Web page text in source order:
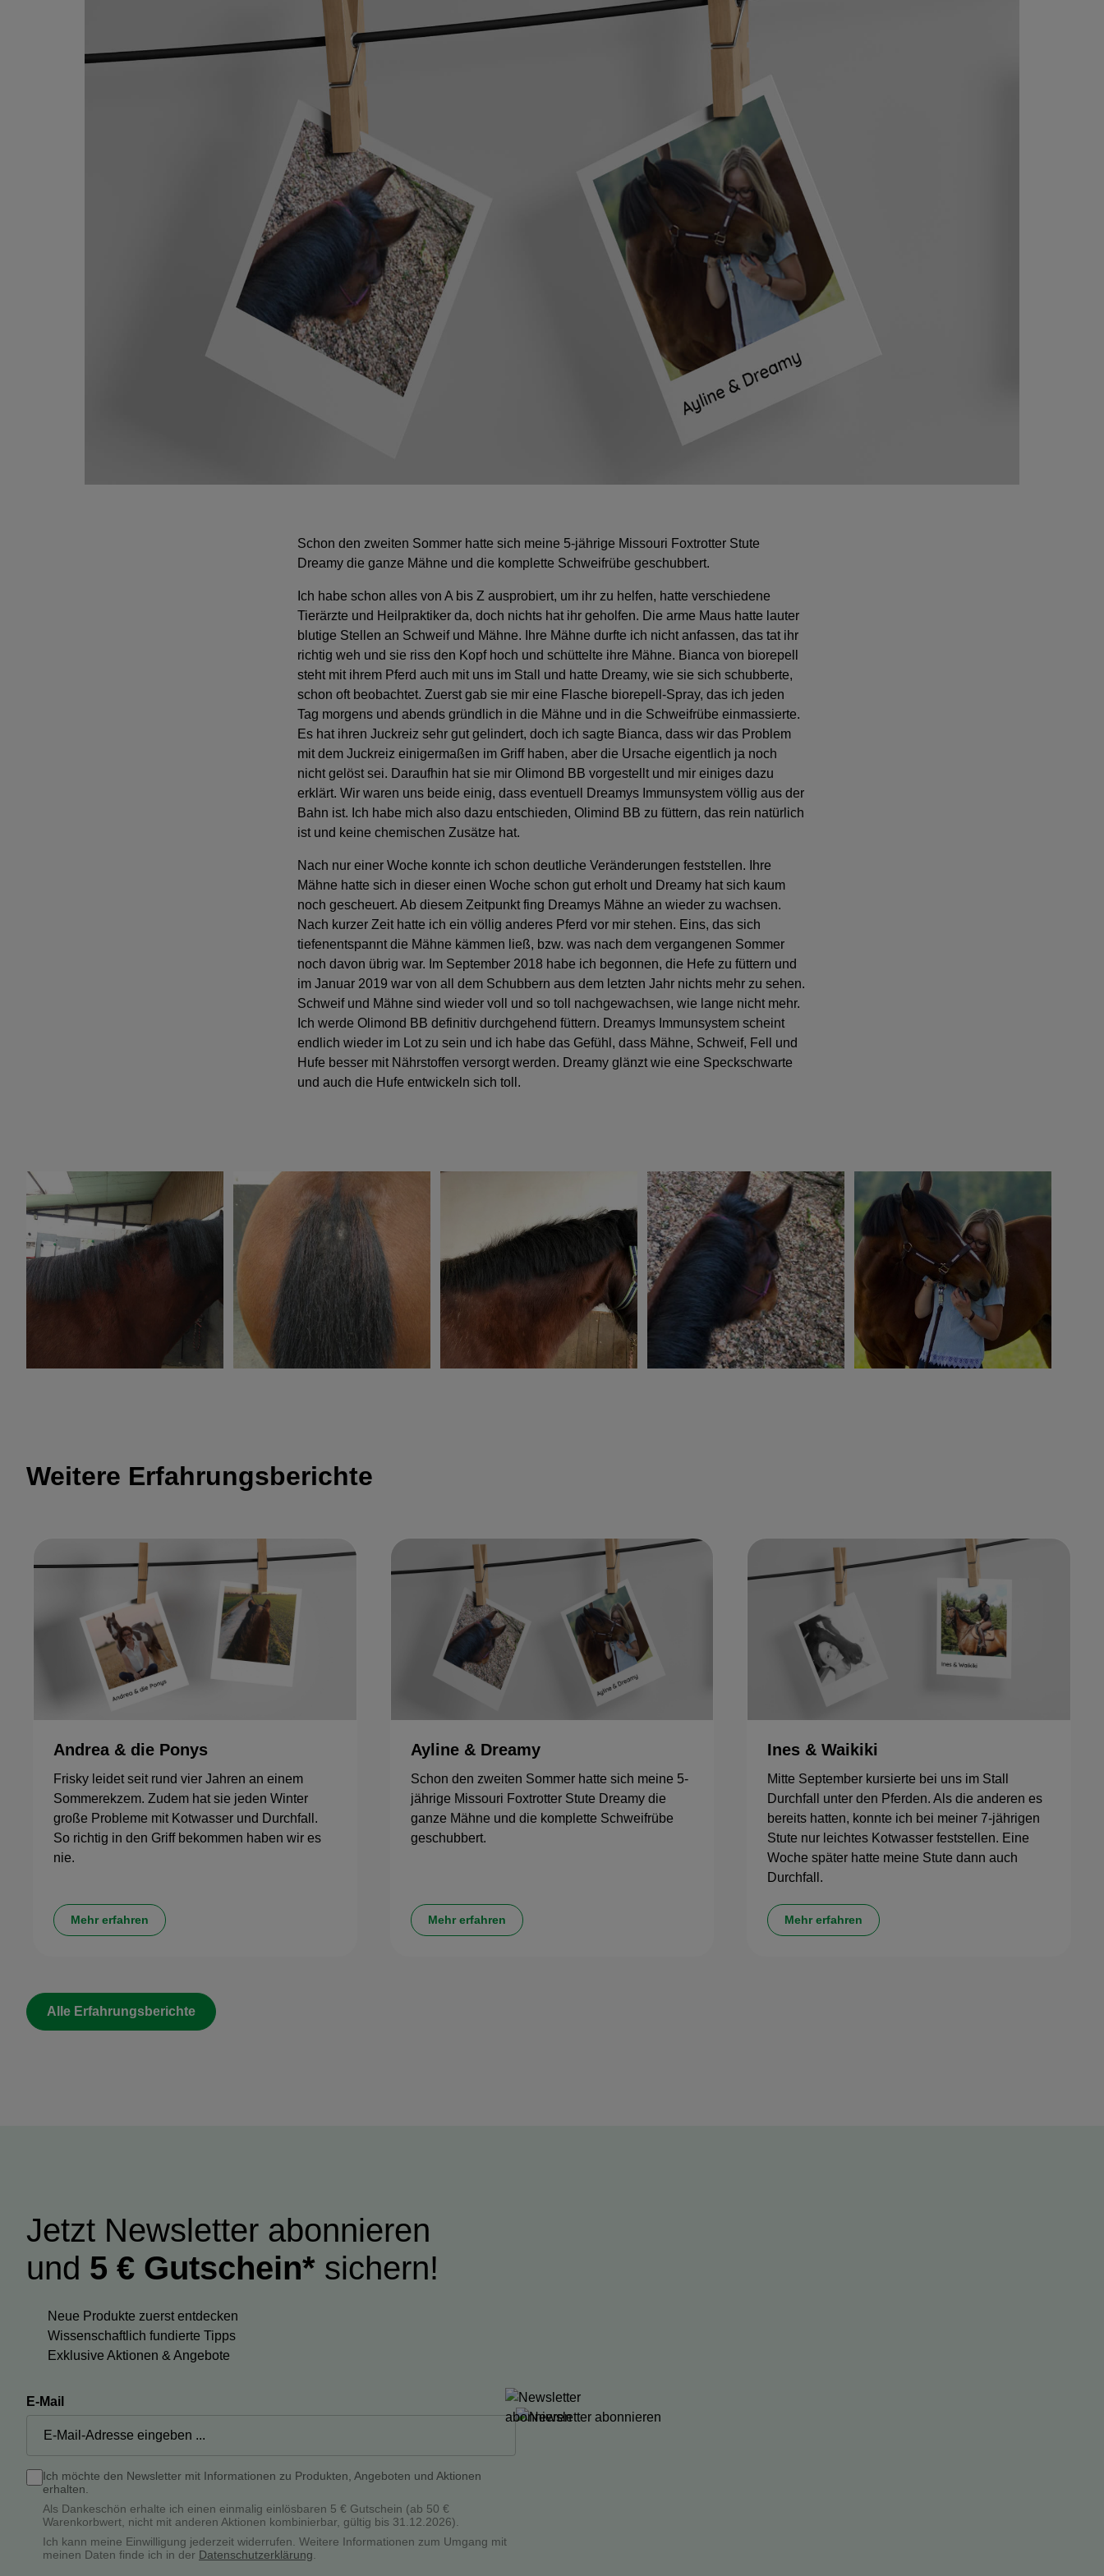
Schon den zweiten Sommer hatte sich meine 5-jährige Missouri Foxtrotter Stute
Dreamy die ganze Mähne und die komplette Schweifrübe geschubbert.
Ich habe schon alles von A bis Z ausprobiert, um ihr zu helfen, hatte verschiedene
Tierärzte und Heilpraktiker da, doch nichts hat ihr geholfen. Die arme Maus hatte lauter
blutige Stellen an Schweif und Mähne. Ihre Mähne durfte ich nicht anfassen, das tat ihr
richtig weh und sie riss den Kopf hoch und schüttelte ihre Mähne. Bianca von biorepell
steht mit ihrem Pferd auch mit uns im Stall und hatte Dreamy, wie sie sich schubberte,
schon oft beobachtet. Zuerst gab sie mir eine Flasche biorepell-Spray, das ich jeden
Tag morgens und abends gründlich in die Mähne und in die Schweifrübe einmassierte.
Es hat ihren Juckreiz sehr gut gelindert, doch ich sagte Bianca, dass wir das Problem
mit dem Juckreiz einigermaßen im Griff haben, aber die Ursache eigentlich ja noch
nicht gelöst sei. Daraufhin hat sie mir Olimond BB vorgestellt und mir einiges dazu
erklärt. Wir waren uns beide einig, dass eventuell Dreamys Immunsystem völlig aus der
Bahn ist. Ich habe mich also dazu entschieden, Olimind BB zu füttern, das rein natürlich
ist und keine chemischen Zusätze hat.
Nach nur einer Woche konnte ich schon deutliche Veränderungen feststellen. Ihre
Mähne hatte sich in dieser einen Woche schon gut erholt und Dreamy hat sich kaum
noch gescheuert. Ab diesem Zeitpunkt fing Dreamys Mähne an wieder zu wachsen.
Nach kurzer Zeit hatte ich ein völlig anderes Pferd vor mir stehen. Eins, das sich
tiefenentspannt die Mähne kämmen ließ, bzw. was nach dem vergangenen Sommer
noch davon übrig war. Im September 2018 habe ich begonnen, die Hefe zu füttern und
im Januar 2019 war von all dem Schubbern aus dem letzten Jahr nichts mehr zu sehen.
Schweif und Mähne sind wieder voll und so toll nachgewachsen, wie lange nicht mehr.
Ich werde Olimond BB definitiv durchgehend füttern. Dreamys Immunsystem scheint
endlich wieder im Lot zu sein und ich habe das Gefühl, dass Mähne, Schweif, Fell und
Hufe besser mit Nährstoffen versorgt werden. Dreamy glänzt wie eine Speckschwarte
und auch die Hufe entwickeln sich toll.
Weitere Erfahrungsberichte
Andrea & die Ponys
Frisky leidet seit rund vier Jahren an einem
Sommerekzem. Zudem hat sie jeden Winter
große Probleme mit Kotwasser und Durchfall.
So richtig in den Griff bekommen haben wir es
nie.
Mehr erfahren
Ayline & Dreamy
Schon den zweiten Sommer hatte sich meine 5-
jährige Missouri Foxtrotter Stute Dreamy die
ganze Mähne und die komplette Schweifrübe
geschubbert.
Mehr erfahren
Ines & Waikiki
Mitte September kursierte bei uns im Stall
Durchfall unter den Pferden. Als die anderen es
bereits hatten, konnte ich bei meiner 7-jährigen
Stute nur leichtes Kotwasser feststellen. Eine
Woche später hatte meine Stute dann auch
Durchfall.
Mehr erfahren
Alle Erfahrungsberichte
Jetzt Newsletter abonnieren
und 5 € Gutschein* sichern!
Neue Produkte zuerst entdecken
Wissenschaftlich fundierte Tipps
Exklusive Aktionen & Angebote
E-Mail
Ich möchte den Newsletter mit Informationen zu Produkten, Angeboten und Aktionen
erhalten.
Als Dankeschön erhalte ich einen einmalig einlösbaren 5 € Gutschein (ab 50 €
Warenkorbwert, nicht mit anderen Aktionen kombinierbar, gültig bis 31.12.2026).
Ich kann meine Einwilligung jederzeit widerrufen. Weitere Informationen zum Umgang mit
meinen Daten finde ich in der Datenschutzerklärung.